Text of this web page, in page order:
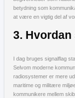
betydning som
at være en vigtig del af
3.
I dag bruges signalflag
Selvom moderne
radiosystemer er mere
maritime og militære
kommunikere mellem